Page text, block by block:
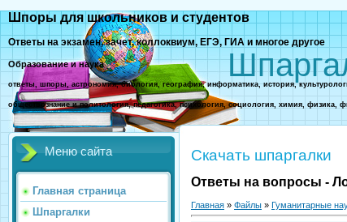
Шпоры для школьников и студентов
Ответы на экзамен, зачет, коллоквиум, ЕГЭ, ГИА и многое другое
Образование и наука
ответы, шпоры, астрономия, биология, география, информатика, история,
обществознание и политология, педагогика, психология, социология, химия,
Меню сайта
Главная страница
Шпаргалки
Скачать шпаргалки
Ответы на вопросы -
Главная » Файлы » Гуманитарные